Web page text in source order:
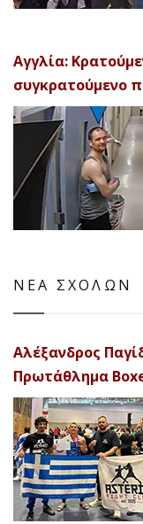
Αγγλία:
συγκρατούμενο
ΝΕΑ ΣΧΟΛΩΝ
Αλέξανδρος
Πρωτάθλημα